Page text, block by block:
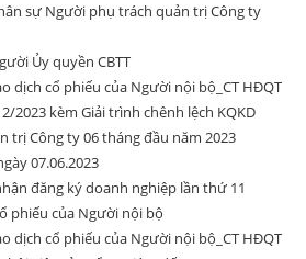
sự Người phụ trách quản trị Công ty
Ủy quyền CBTT
dịch cổ phiếu của Người nội bộ_CT HĐQT
2023 kèm Giải trình chênh lệch KQKD
trị Công ty 06 tháng đầu năm 2023
07.06.2023
đăng ký doanh nghiệp lần thứ 11
phiếu của Người nội bộ
dịch cổ phiếu của Người nội bộ_CT HĐQT